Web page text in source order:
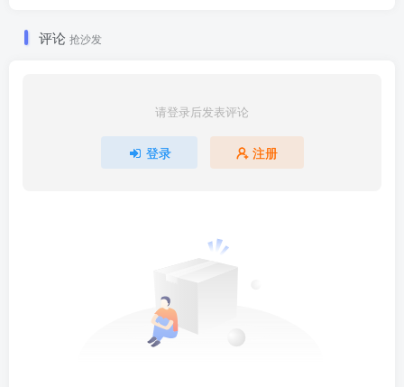
评论 抢沙发
请登录后发表评论
登录 注册